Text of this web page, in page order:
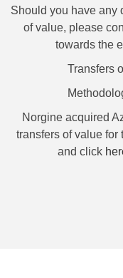
Should you have any
of value, please
towards the
Transfers
Norgine acquired
transfers of value for
and click